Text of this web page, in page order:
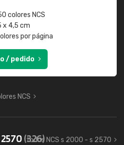
colores NCS
x 4,5 cm
por página
/ pedido
NCS
(326)
todos NCS s 2000 - s 2570